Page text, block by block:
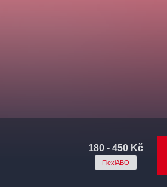
180 - 450 Kč
FlexiABO